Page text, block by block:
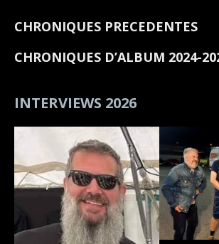
CHRONIQUES PRECEDENTES
CHRONIQUES D’ALBUM 2024-
INTERVIEWS 2026